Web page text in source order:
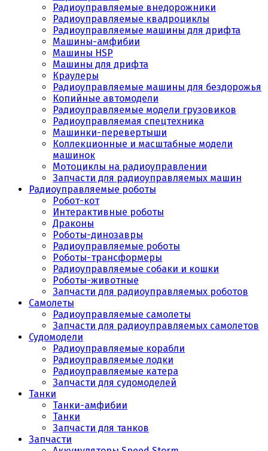
Радиоуправляемые внедорожники
Радиоуправляемые квадроциклы
Радиоуправляемые машины для дрифта
Машины-амфибии
Машины HSP
Машины для дрифта
Краулеры
Радиоуправляемые машины для бездорожья
Копийные автомодели
Радиоуправляемые модели грузовиков
Радиоуправляемая спецтехника
Машинки-перевертыши
Коллекционные и масштабные модели
машинок
Мотоциклы на радиоуправлении
Запчасти для радиоуправляемых машин
Радиоуправляемые роботы
Робот-кот
Интерактивные роботы
Драконы
Роботы-динозавры
Радиоуправляемые роботы
Роботы-трансформеры
Радиоуправляемые собаки и кошки
Роботы-животные
Запчасти для радиоуправляемых роботов
Самолеты
Радиоуправляемые самолеты
Запчасти для радиоуправляемых самолетов
Судомодели
Радиоуправляемые корабли
Радиоуправляемые лодки
Радиоуправляемые катера
Запчасти для судомоделей
Танки
Танки-амфибии
Танки
Запчасти для танков
Запчасти